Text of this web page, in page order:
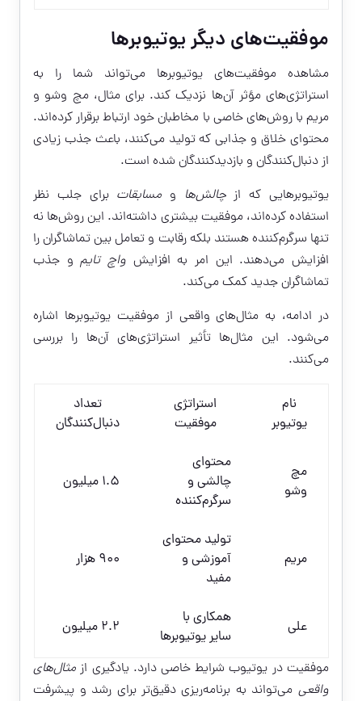
موفقیت‌های دیگر یوتیوبرها
مشاهده موفقیت‌های یوتیوبرها می‌تواند شما را به
استراتژی‌های مؤثر آن‌ها نزدیک کند. برای مثال، مچ وشو و
مریم با روش‌های خاصی با مخاطبان خود ارتباط برقرار کرده‌اند.
محتوای خلاق و جذابی که تولید می‌کنند، باعث جذب زیادی
از دنبال‌کنندگان و بازدیدکنندگان شده است.
یوتیوبرهایی که ازچالش‌ها و مسابقات برای جلب نظر
استفاده کرده‌اند، موفقیت بیشتری داشته‌اند. این روش‌ها نه
تنها سرگرم‌کننده هستند بلکه رقابت و تعامل بین تماشاگران را
افزایش می‌دهند. این امر به افزایش واچ تایمو جذب
تماشاگران جدید کمک می‌کند.
در ادامه، به مثال‌های واقعی از موفقیت یوتیوبرها اشاره
می‌شود. این مثال‌ها تأثیر استراتژی‌های آن‌ها را بررسی
می‌کنند.
نام
یوتیوبر
استراتژی
موفقیت
تعداد
دنبال‌کنندگان
مچ
وشو
محتوای
چالشی و
سرگرم‌کننده
1.5 میلیون
مریم
تولید محتوای
آموزشی و
مفید
900 هزار
علی
همکاری با
سایر یوتیوبرها
2.2 میلیون
موفقیت در یوتیوب شرایط خاصی دارد. یادگیری از مثال‌های
واقعی می‌تواند به برنامه‌ریزی دقیق‌تر برای رشد و پیشرفت